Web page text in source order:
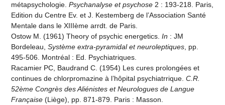
métapsychologie. Psychanalyse et psychose 2 : 193-218. Paris,
Edition du Centre Ev. et J. Kestemberg de l’Association Santé
Mentale dans le XIIIème arrdt. de Paris.
Ostow M. (1961) Theory of psychic energetics. In : JM
Bordeleau, Système extra-pyramidal et neurolep­tiques, pp.
495-506. Montréal : Ed. Psychiatriques.
Racamier PC, Baudrand C. (1954) Les cures prolongées et
continues de chlorpromazine à l’hôpi­tal psychiatrrique. C.R.
52ème Congrès des Aliénistes et Neurologues de Langue
Française (Liège), pp. 871-879. Paris : Masson.